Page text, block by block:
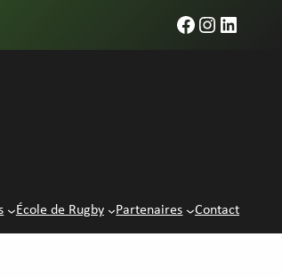
Facebook
Instagram
École de Rugby Partenaires Contact